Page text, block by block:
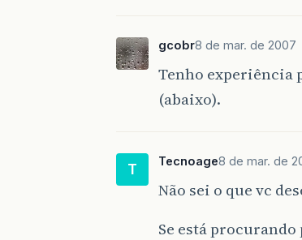
gcobr8 de mar. de 2007
Tenho experiência
(abaixo).
T Tecnoage8 de mar. de
Não sei o que vc
Se está